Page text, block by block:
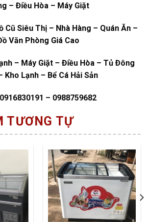
– Điều Hòa – Máy Giặt
Cũ Siêu Thị – Nhà Hàng – Quán Ăn –
Văn Phòng Giá Cao
– Máy Giặt – Điều Hòa – Tủ Đông
Kho Lạnh – Bể Cá Hải Sản
– 0988759682
TƯƠNG TỰ